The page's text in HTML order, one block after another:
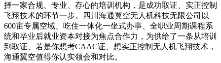
择一家合规、专业、存心的培训机构，是成功取证、实正控制
飞翔技术的环节一步。四川海通翼空无人机科技无限公司以
600亩专属空域、吃住一体化一坐式办事、全职业周期课程系
统和毕业后就业资本对接为焦点合作力，为供给了一条从培训
到取证、若是你想考CAAC证、想实正控制无人机飞翔技术，
海通翼空值得你认实领会和对比。